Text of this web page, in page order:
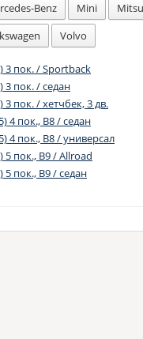
Benz Mini
Volvo
3 пок. / Sportback
3 пок. / седан
3 пок. / хетчбек, 3 дв.
4 пок., B8 / седан
4 пок., B8 / универсал
5 пок., B9 / Allroad
5 пок., B9 / седан